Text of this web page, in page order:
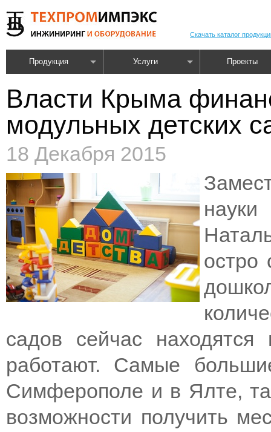
Скачать каталог
Продукция Услуги Проекты
Власти Крыма
модульных детских
18 Декабря 2015
остро
садов сейчас
работают. Самые
Симферополе и в Ялте,
возможности получить